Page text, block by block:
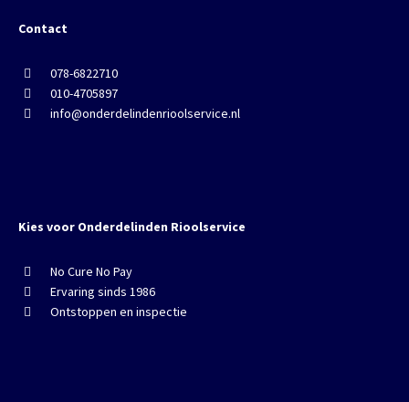
Contact
078-6822710
010-4705897
info@onderdelindenrioolservice.nl
Kies voor Onderdelinden Rioolservice
No Cure No Pay
Ervaring sinds 1986
Ontstoppen en inspectie